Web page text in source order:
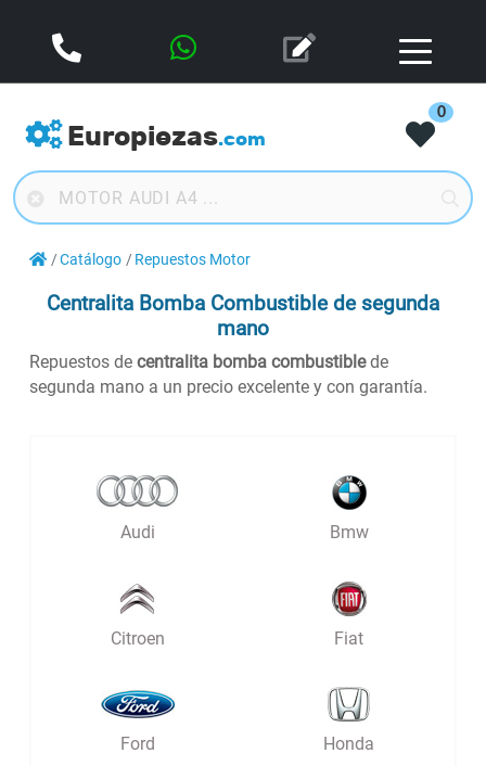
Europiezas.com
0
Catálogo Repuestos Motor
Centralita Bomba Combustible de segunda
mano
Repuestos de centralita bomba combustiblede
segunda mano a un precio excelente y con garantía.
Audi Bmw
Citroen Fiat
Ford Honda